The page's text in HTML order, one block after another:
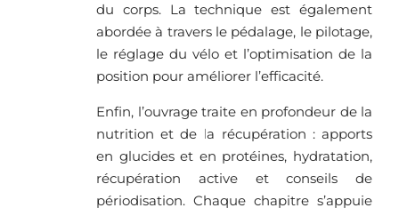
du corps. La technique est également
abordée à travers le pédalage, le pilotage,
le réglage du vélo et l’optimisation de la
position pour améliorer l’efficacité.
Enfin, l’ouvrage traite en profondeur de la
nutrition et de la récupération : apports
en glucides et en protéines, hydratation,
récupération active et conseils de
périodisation. Chaque chapitre s’appuie